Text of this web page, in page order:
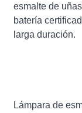
esmalte de
batería
larga duración.
Lámpara de